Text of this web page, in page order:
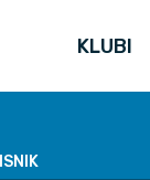
KLUBI